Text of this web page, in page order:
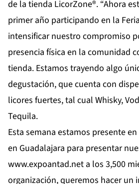
de la tienda LicorZone®. “Ahora
primer año participando en la
intensificar nuestro compromiso
presencia física en la comunidad
tienda. Estamos trayendo algo
degustación, que cuenta con
licores fuertes, tal cual Whisky,
Tequila.
Esta semana estamos presente en
en Guadalajara para presentar
www.expoantad.net a los 3,500
organización, queremos hacer un